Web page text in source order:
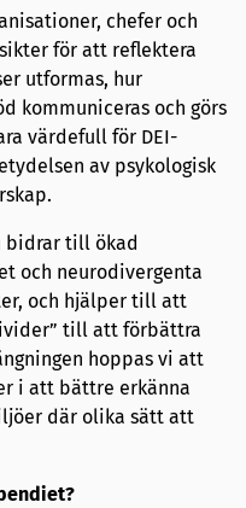
chefer och
för att reflektera
utformas, hur
kommuniceras och görs
värdefull för DEI-
av psykologisk
bidrar till ökad
och neurodivergenta
och hjälper till att
till att förbättra
hoppas vi att
i att bättre erkänna
där olika sätt att